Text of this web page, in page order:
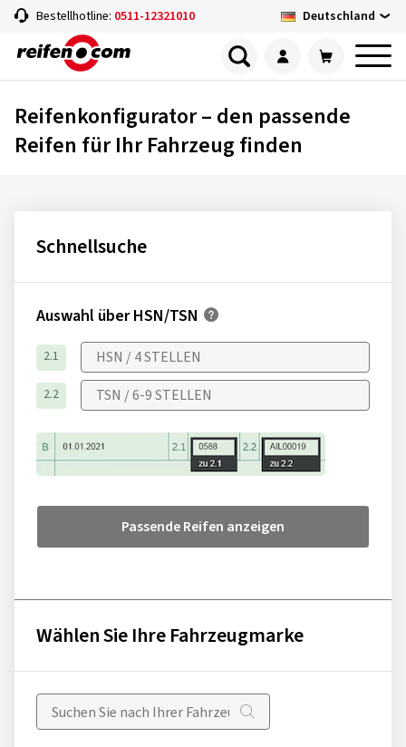
Bestellhotline: 0511-12321010 Deutschland
Reifenkonfigurator – den passende
Reifen für Ihr Fahrzeug finden
Wählen Sie Ihre Fahrzeugmarke
Schnellsuche
Auswahl über HSN/TSN
2.1
2.2
Passende Reifen anzeigen